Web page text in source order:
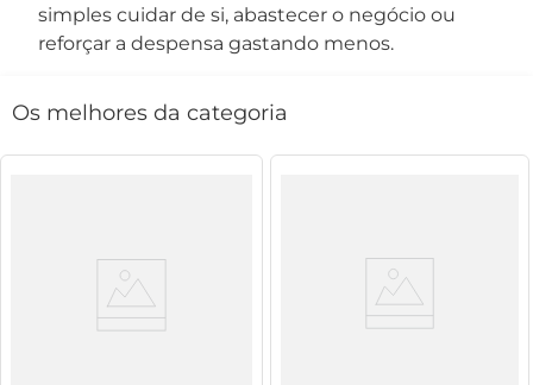
simples cuidar de si, abastecer o negócio ou
reforçar a despensa gastando menos.
Os melhores da categoria